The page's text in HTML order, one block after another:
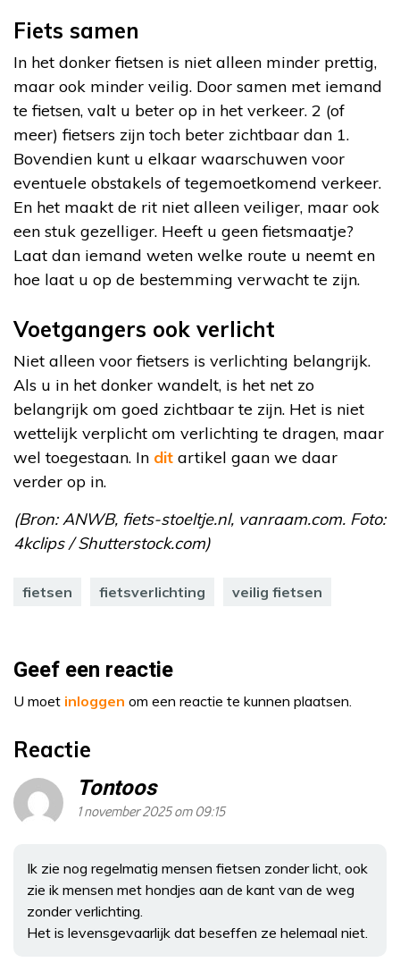
Fiets samen
In het donker fietsen is niet alleen minder prettig,
maar ook minder veilig. Door samen met iemand
te fietsen, valt u beter op in het verkeer. 2 (of
meer) fietsers zijn toch beter zichtbaar dan 1.
Bovendien kunt u elkaar waarschuwen voor
eventuele obstakels of tegemoetkomend verkeer.
En het maakt de rit niet alleen veiliger, maar ook
een stuk gezelliger. Heeft u geen fietsmaatje?
Laat dan iemand weten welke route u neemt en
hoe laat u op de bestemming verwacht te zijn.
Voetgangers ook verlicht
Niet alleen voor fietsers is verlichting belangrijk.
Als u in het donker wandelt, is het net zo
belangrijk om goed zichtbaar te zijn. Het is niet
wettelijk verplicht om verlichting te dragen, maar
wel toegestaan. In dit artikel gaan we daar
verder op in.
(Bron: ANWB, fiets-stoeltje.nl, vanraam.com. Foto:
4kclips / Shutterstock.com)
fietsen fietsverlichting veilig fietsen
Geef een reactie
U moet inloggen om een reactie te kunnen plaatsen.
Reactie
Tontoos
1 november 2025 om 09:15
Ik zie nog regelmatig mensen fietsen zonder licht, ook
zie ik mensen met hondjes aan de kant van de weg
zonder verlichting.
Het is levensgevaarlijk dat beseffen ze helemaal niet.